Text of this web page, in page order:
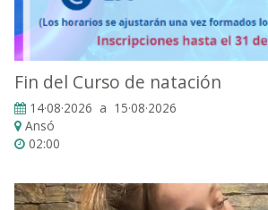
Fin del Curso de natación
14·08·2026 a 15·08·2026
Ansó
02:00